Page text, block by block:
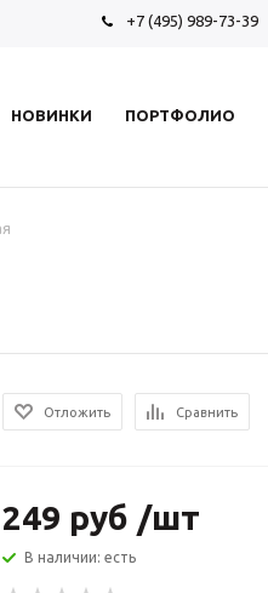
+7 (495) 989-73-39
НОВИНКИ ПОРТФОЛИО
Отложить Сравнить
249 руб /шт
В наличии: есть